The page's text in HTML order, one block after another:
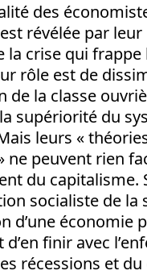
des
révélée par
la crise qui frappe
rôle est de
de la classe
supériorité du
leurs «
ne peuvent rien
du capitalisme.
socialiste de la
d’une économie
finir avec
récessions et du